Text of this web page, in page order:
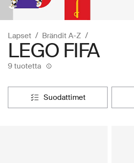
Lapset Brändit A-Z
LEGO FIFA
9 tuotetta
suodattimet